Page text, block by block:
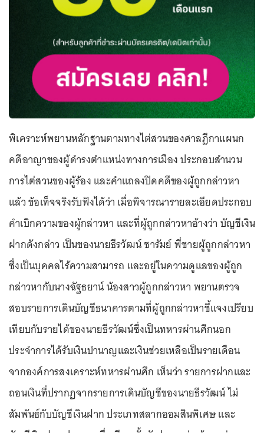
พิเคราะห์พยานหลักฐานตามทางไต่สวนของศาลฎีกาแผนก
คดีอาญาของผู้ดำรงตำแหน่งทางการเมือง ประกอบสำนวน
การไต่สวนของผู้ร้อง และคำแถลงปิดคดีของผู้ถูกกล่าวหา
แล้ว ข้อเท็จจริงรับฟังได้ว่า เมื่อพิจารณารายละเอียดประกอบ
คำเบิกความของผู้กล่าวหา และที่ผู้ถูกกล่าวหาอ้างว่า บัญชีเงิน
ฝากดังกล่าว เป็นของนายธีรวัฒน์ ชารัมย์ พี่ชายผู้ถูกกล่าวหา
ซึ่งเป็นบุคคลไร้ความสามารถ และอยู่ในความดูแลของผู้ถูก
กล่าวหากับนางฉัฐธยาน์ น้องสาวผู้ถูกกล่าวหา พยานตรวจ
สอบรายการเดินบัญชีธนาคารตามที่ผู้ถูกกล่าวหาชี้แจงเปรียบ
เทียบกับรายได้ของนายธีรวัฒน์ซึ่งเป็นทหารผ่านศึกนอก
ประจำการได้รับเงินบำนาญและเงินช่วยเหลือเป็นรายเดือน
จากองค์การสงเคราะห์ทหารผ่านศึก เห็นว่า รายการฝากและ
ถอนเงินที่ปรากฏจากรายการเดินบัญชีของนายธีรวัฒน์ ไม่
สัมพันธ์กับบัญชีเงินฝาก ประเภทสลากออมสินพิเศษ และ